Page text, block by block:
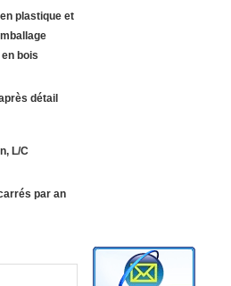
plastique et
bois
détail
L/C
par an